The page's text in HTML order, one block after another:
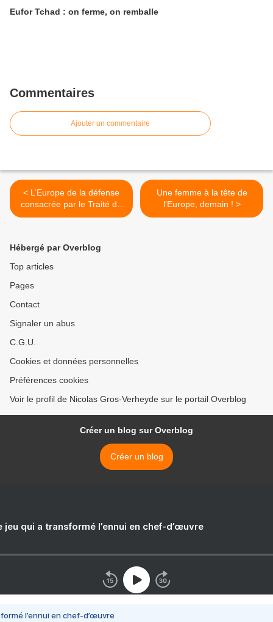
Eufor Tchad : on ferme, on remballe
Commentaires
Ajouter un commentaire
< L’Europe de la défense
consacrée par le Traité de
Lisbonne
Une femme à la tête de
l'Europe, demain ! >
Hébergé par Overblog
Top articles
Pages
Contact
Signaler un abus
C.G.U.
Cookies et données personnelles
Préférences cookies
Voir le profil de Nicolas Gros-Verheyde sur le portail Overblog
Créer un blog sur Overblog
Créer un blog
jeu qui a transformé l’ennui en chef-d’œuvre
l’ennui en chef-d’œuvre